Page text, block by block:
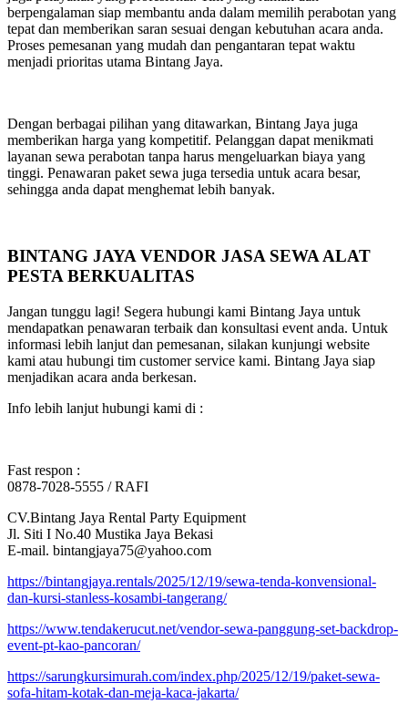
berpengalaman siap membantu anda dalam memilih perabotan yang
tepat dan memberikan saran sesuai dengan kebutuhan acara anda.
Proses pemesanan yang mudah dan pengantaran tepat waktu
menjadi prioritas utama Bintang Jaya.
Dengan berbagai pilihan yang ditawarkan, Bintang Jaya juga
memberikan harga yang kompetitif. Pelanggan dapat menikmati
layanan sewa perabotan tanpa harus mengeluarkan biaya yang
tinggi. Penawaran paket sewa juga tersedia untuk acara besar,
sehingga anda dapat menghemat lebih banyak.
BINTANG JAYA VENDOR JASA SEWA ALAT
PESTA BERKUALITAS
Jangan tunggu lagi! Segera hubungi kami Bintang Jaya untuk
mendapatkan penawaran terbaik dan konsultasi event anda. Untuk
informasi lebih lanjut dan pemesanan, silakan kunjungi website
kami atau hubungi tim customer service kami. Bintang Jaya siap
menjadikan acara anda berkesan.
Info lebih lanjut hubungi kami di :
Fast respon :
0878-7028-5555 / RAFI
CV.Bintang Jaya Rental Party Equipment
Jl. Siti I No.40 Mustika Jaya Bekasi
E-mail. bintangjaya75@yahoo.com
https://bintangjaya.rentals/2025/12/19/sewa-tenda-konvensional-
dan-kursi-stanless-kosambi-tangerang/
https://www.tendakerucut.net/vendor-sewa-panggung-set-backdrop-
event-pt-kao-pancoran/
https://sarungkursimurah.com/index.php/2025/12/19/paket-sewa-
sofa-hitam-kotak-dan-meja-kaca-jakarta/